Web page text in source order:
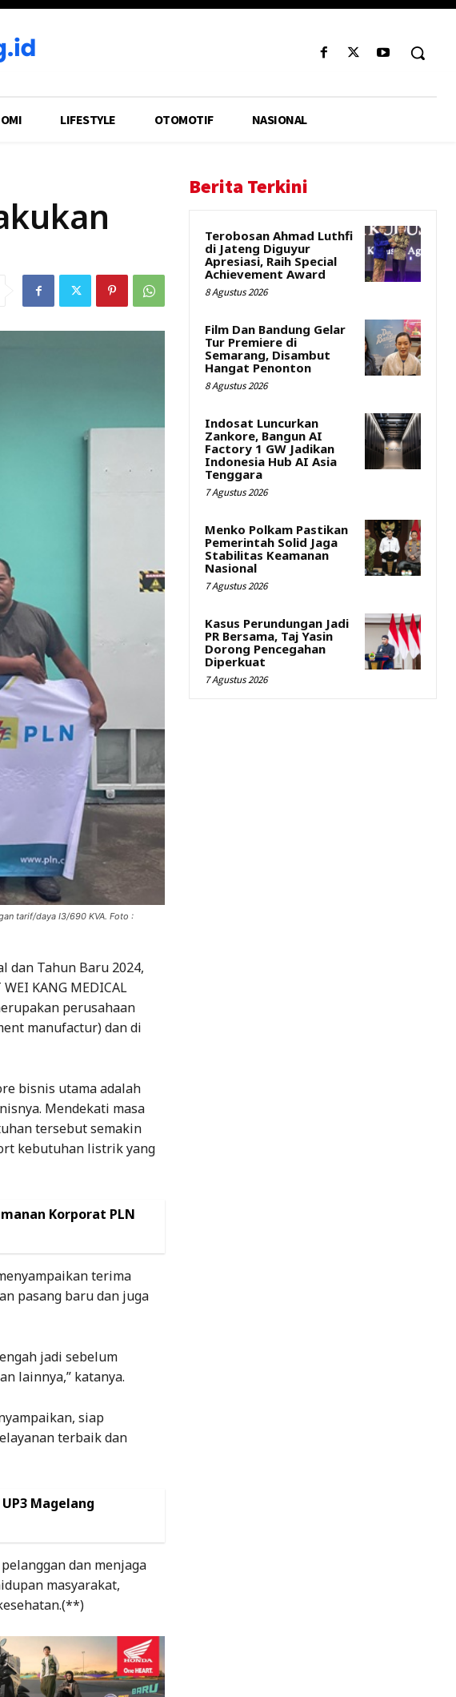
LIFESTYLE OTOMOTIF NASIONAL
tarif/daya I3/690 KVA. Foto :
dan Tahun Baru 2024,
KANG MEDICAL
perusahaan
manufactur) dan di
bisnis utama adalah
Mendekati masa
tersebut semakin
kebutuhan listrik yang
Korporat PLN
terima
pasang baru dan juga
jadi sebelum
lainnya,” katanya.
siap
terbaik dan
Magelang
dan menjaga
masyarakat,
Berita Terkini
Terobosan Ahmad Luthfi
di Jateng Diguyur
Apresiasi, Raih Special
Achievement Award
8 Agustus 2026
Film Dan Bandung Gelar
Tur Premiere di
Semarang, Disambut
Hangat Penonton
8 Agustus 2026
Indosat Luncurkan
Zankore, Bangun AI
Factory 1 GW Jadikan
Indonesia Hub AI Asia
Tenggara
7 Agustus 2026
Menko Polkam Pastikan
Pemerintah Solid Jaga
Stabilitas Keamanan
Nasional
7 Agustus 2026
Kasus Perundungan Jadi
PR Bersama, Taj Yasin
Dorong Pencegahan
Diperkuat
7 Agustus 2026